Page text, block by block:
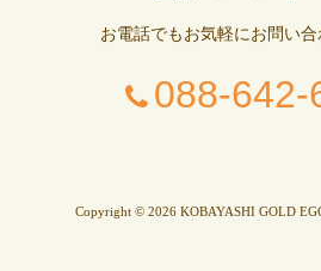
お電話でもお気軽にお問い合
088-642-
Copyright © 2026 KOBAYASHI GOLD